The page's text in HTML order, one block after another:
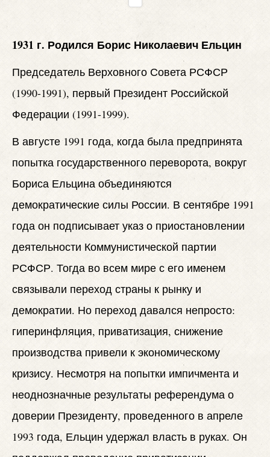
1931 г. Родился Борис Николаевич Ельцин
Председатель Верховного Совета РСФСР
(1990-1991), первый Президент Российской
Федерации (1991-1999).
В августе 1991 года, когда была предпринята
попытка государственного переворота, вокруг
Бориса Ельцина объединяются
демократические силы России. В сентябре 1991
года он подписывает указ о приостановлении
деятельности Коммунистической партии
РСФСР. Тогда во всем мире с его именем
связывали переход страны к рынку и
демократии. Но переход давался непросто:
гиперинфляция, приватизация, снижение
производства привели к экономическому
кризису. Несмотря на попытки импичмента и
неоднозначные результаты референдума о
доверии Президенту, проведенного в апреле
1993 года, Ельцин удержал власть в руках. Он